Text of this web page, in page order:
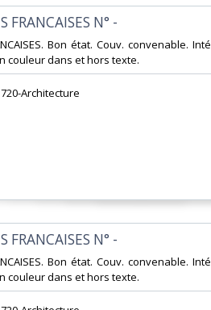
FRANCAISES N° -‎
Bon état. Couv. convenable.
couleur dans et hors texte.‎
Architecture‎
FRANCAISES N° -‎
Bon état. Couv. convenable.
couleur dans et hors texte.‎